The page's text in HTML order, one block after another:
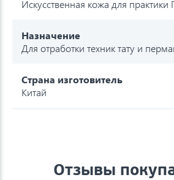
Искусственная кожа для
Назначение
Для отработки техник тату и
Страна изготовитель
Китай
Отзывы